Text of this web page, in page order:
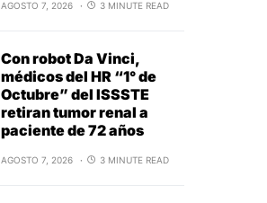
AGOSTO 7, 2026 3 MINUTE READ
Con robot Da Vinci,
médicos del HR “1° de
Octubre” del ISSSTE
retiran tumor renal a
paciente de 72 años
AGOSTO 7, 2026 3 MINUTE READ